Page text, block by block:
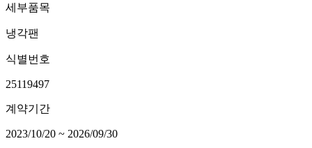
세부품목
냉각팬
식별번호
25119497
계약기간
2023/10/20 ~ 2026/09/30